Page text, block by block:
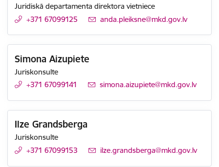
Juridiskā departamenta direktora vietniece
+371 67099125
E-pasts:
anda.pleiksne@mkd.gov.lv
Simona Aizupiete
Juriskonsulte
+371 67099141
E-pasts:
simona.aizupiete@mkd.gov.lv
Ilze Grandsberga
Juriskonsulte
+371 67099153
E-pasts:
ilze.grandsberga@mkd.gov.lv